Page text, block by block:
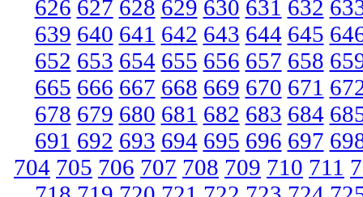
626 627 628 629 630 631 632
639 640 641 642 643 644 645
652 653 654 655 656 657 658
665 666 667 668 669 670 671
678 679 680 681 682 683 684
691 692 693 694 695 696 697
704 705 706 707 708 709 710 711